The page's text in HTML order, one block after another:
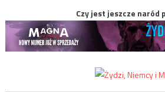
Czy jest jeszcze naród